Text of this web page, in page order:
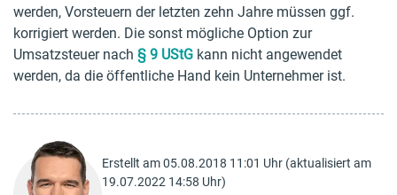
werden, Vorsteuern der letzten zehn Jahre müssen ggf.
korrigiert werden. Die sonst mögliche Option zur
Umsatzsteuer nach § 9 UStG kann nicht angewendet
werden, da die öffentliche Hand kein Unternehmer ist.
Erstellt am 05.08.2018 11:01 Uhr (aktualisiert am
19.07.2022 14:58 Uhr)